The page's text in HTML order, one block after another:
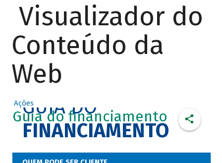
Visualizador do
Conteúdo da
Web
Ações
Guia do financiamento
GUIA DO
FINANCIAMENTO